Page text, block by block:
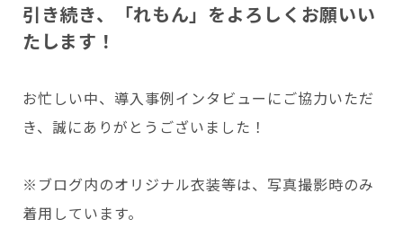
引き続き、「れもん」をよろしくお願いい
たします！
お忙しい中、導入事例インタビューにご協力いただ
き、誠にありがとうございました！
※ブログ内のオリジナル衣装等は、写真撮影時のみ
着用しています。